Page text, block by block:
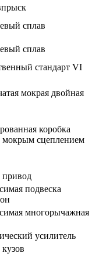
сплав
сплав
стандарт VI
мокрая двойная
коробка
мокрым сцеплением
привод
подвеска
многорычажная
усилитель